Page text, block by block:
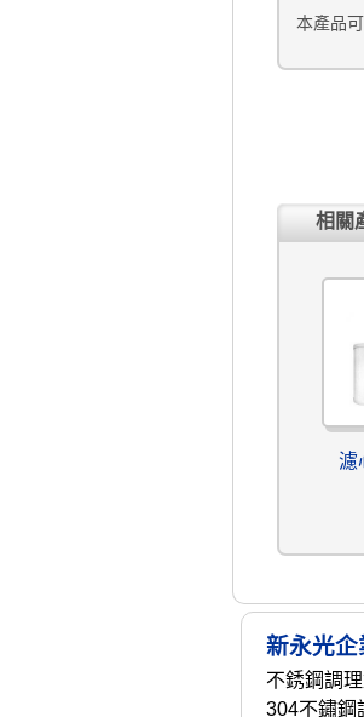
本產品
相關
濾
新永光企
不銹鋼調
304不鏽鋼